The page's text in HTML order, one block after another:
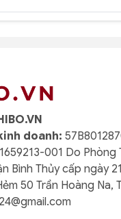
doanh:
001 Do Phòng
Bình Thủy cấp ngày
50 Trần Hoàng Na,